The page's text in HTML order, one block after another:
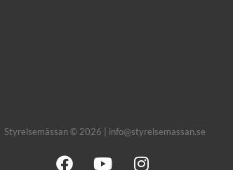
Styrelsemässan © 2026 | info@styrelsemassan.se